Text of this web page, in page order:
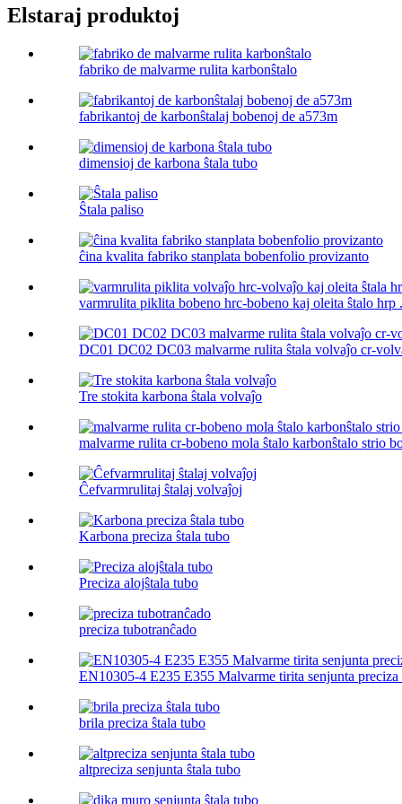
Elstaraj produktoj
fabriko de malvarme rulita karbonŝtalo
fabrikantoj de karbonŝtalaj bobenoj de a573m
dimensioj de karbona ŝtala tubo
Ŝtala paliso
ĉina kvalita fabriko stanplata bobenfolio provizanto
varmrulita piklita bobeno hrc-bobeno kaj oleita ŝtalo hrp
DC01 DC02 DC03 malvarme rulita ŝtala volvaĵo cr-
Tre stokita karbona ŝtala volvaĵo
malvarme rulita cr-bobeno mola ŝtalo karbonŝtalo strio
Ĉefvarmrulitaj ŝtalaj volvaĵoj
Karbona preciza ŝtala tubo
Preciza alojŝtala tubo
preciza tubotranĉado
EN10305-4 E235 E355 Malvarme tirita senjunta preciza
brila preciza ŝtala tubo
altpreciza senjunta ŝtala tubo